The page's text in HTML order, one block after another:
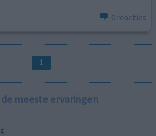
0 reacties
1
meeste ervaringen